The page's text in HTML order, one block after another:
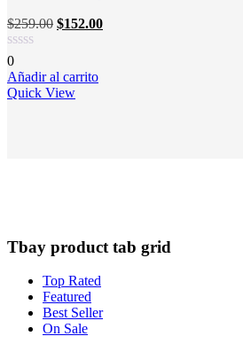
$259.00 $152.00
0
Añadir al carrito
Quick View
Tbay product tab grid
Top Rated
Featured
Best Seller
On Sale